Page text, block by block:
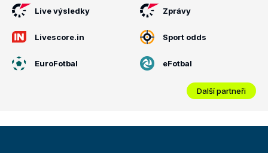
Live výsledky Zprávy
Livescore.in Sport odds
EuroFotbal eFotbal
Další partneři